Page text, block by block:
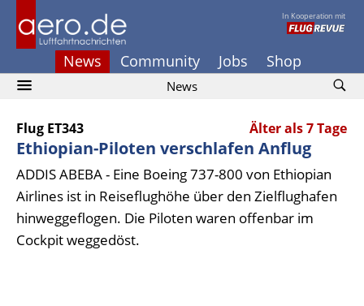
In Kooperation mit
News Community Jobs Shop
News
Flug ET343 Älter als 7 Tage
Ethiopian-Piloten verschlafen Anflug
ADDIS ABEBA - Eine Boeing 737-800 von Ethiopian
Airlines ist in Reiseflughöhe über den Zielflughafen
hinweggeflogen. Die Piloten waren offenbar im
Cockpit weggedöst.